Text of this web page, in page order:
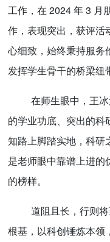
工作，在 2024 年 3 月
作，表现突出，获评活
心细致，始终秉持服务
发挥学生骨干的桥梁纽
在师生眼中，王
的学业功底、突出的
知路上脚踏实地，科研
是老师眼中靠谱上进的
的榜样。
道阻且长，行则
根基，以科创锤炼本领